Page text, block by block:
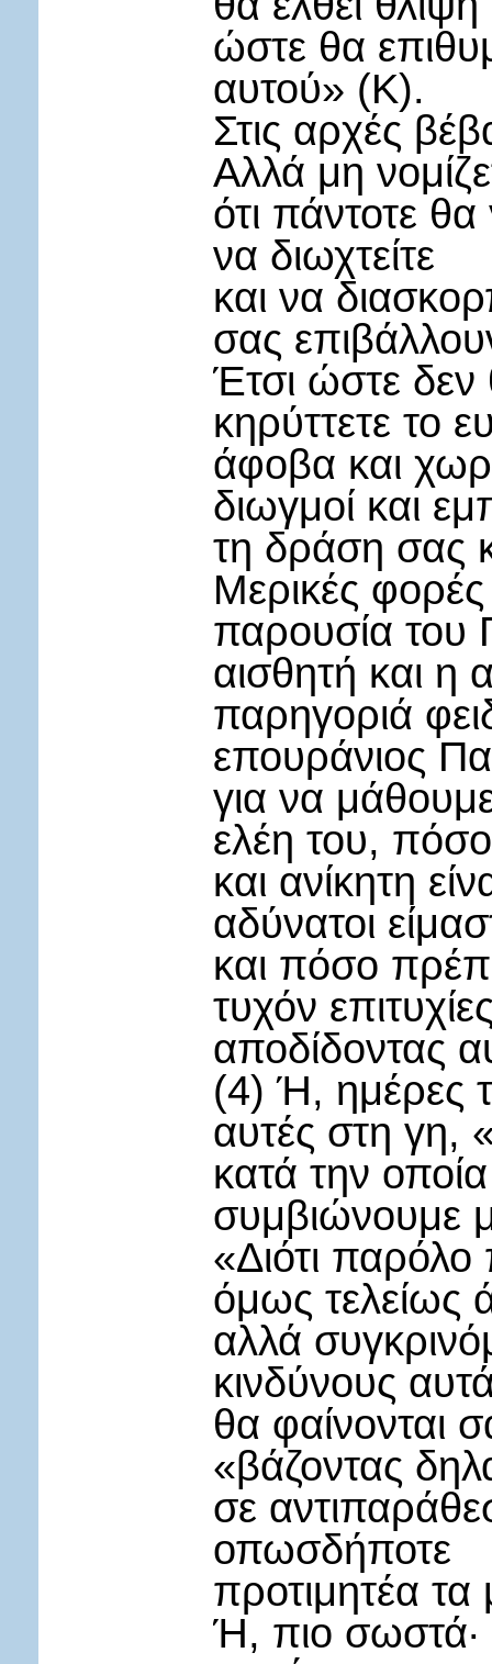
ώστε θα
αυτού» (Κ).
Στις αρχές
Αλλά μη
ότι πάντοτε θα
να διωχτείτε
και να
σας
Έτσι ώστε δεν
κηρύττετε το
άφοβα και
διωγμοί και
τη δράση σας
Μερικές
παρουσία του
αισθητή και η
παρηγοριά
επουράνιος
για να
ελέη του,
και ανίκητη
αδύνατοι
και πόσο
τυχόν
αποδίδοντας
(4) Ή, ημέρες
αυτές στη γη,
κατά την
συμβιώνουμε
«Διότι
όμως τελείως
αλλά
κινδύνους
θα φαίνονται
«βάζοντας
σε
οπωσδήποτε
προτιμητέα
Ή, πιο σωστά·